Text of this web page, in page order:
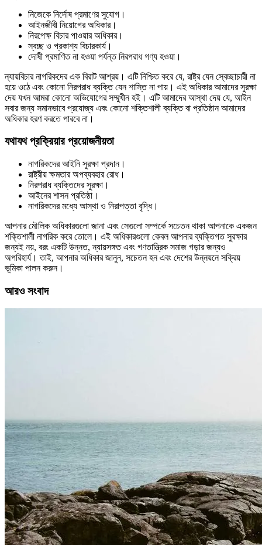
নিজেকে নির্দোষ প্রমাণের সুযোগ।
আইনজীবী নিয়োগের অধিকার।
নিরপেক্ষ বিচার পাওয়ার অধিকার।
স্বচ্ছ ও প্রকাশ্য বিচারকার্য।
দোষী প্রমাণিত না হওয়া পর্যন্ত নিরপরাধ গণ্য হওয়া।
ন্যায়বিচার নাগরিকদের এক বিরাট আশ্রয়। এটি নিশ্চিত করে যে, রাষ্ট্র যেন স্বেচ্ছাচারী না
হয়ে ওঠে এবং কোনো নিরপরাধ ব্যক্তি যেন শাস্তি না পায়। এই অধিকার আমাদের সুরক্ষা
দেয় যখন আমরা কোনো অভিযোগের সম্মুখীন হই। এটি আমাদের আস্থা দেয় যে, আইন
সবার জন্য সমানভাবে প্রযোজ্য এবং কোনো শক্তিশালী ব্যক্তি বা প্রতিষ্ঠান আমাদের
অধিকার হরণ করতে পারবে না।
যথাযথ প্রক্রিয়ার প্রয়োজনীয়তা
নাগরিকদের আইনি সুরক্ষা প্রদান।
রাষ্ট্রীয় ক্ষমতার অপব্যবহার রোধ।
নিরপরাধ ব্যক্তিদের সুরক্ষা।
আইনের শাসন প্রতিষ্ঠা।
নাগরিকদের মধ্যে আস্থা ও নিরাপত্তা বৃদ্ধি।
আপনার মৌলিক অধিকারগুলো জানা এবং সেগুলো সম্পর্কে সচেতন থাকা আপনাকে একজন
শক্তিশালী নাগরিক করে তোলে। এই অধিকারগুলো কেবল আপনার ব্যক্তিগত সুরক্ষার
জন্যই নয়, বরং একটি উন্নত, ন্যায়সঙ্গত এবং গণতান্ত্রিক সমাজ গড়ার জন্যও
অপরিহার্য। তাই, আপনার অধিকার জানুন, সচেতন হন এবং দেশের উন্নয়নে সক্রিয়
ভূমিকা পালন করুন।
আরও সংবাদ